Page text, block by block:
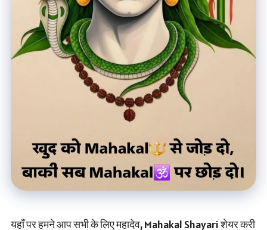
यहाँ पर हमने आप सभी के लिए महादेव, Mahakal Shayari शेयर करी